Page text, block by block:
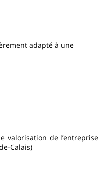
adapté à une
valorisation de l’entreprise
Calais)